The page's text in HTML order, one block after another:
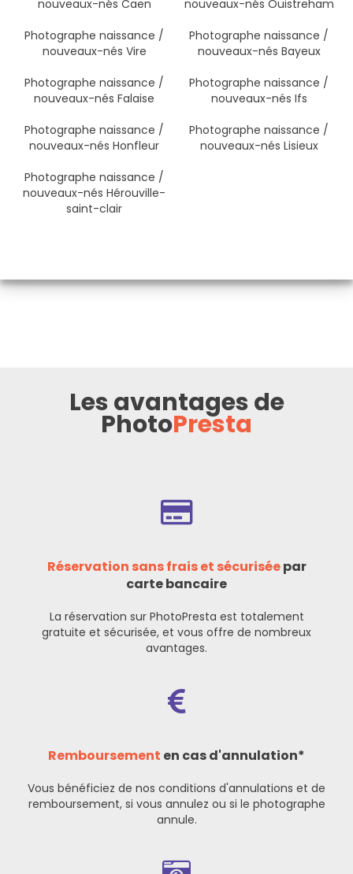
nouveaux-nés Caen
nouveaux-nés Ouistreham
Photographe naissance /
nouveaux-nés Vire
Photographe naissance /
nouveaux-nés Bayeux
Photographe naissance /
nouveaux-nés Falaise
Photographe naissance /
nouveaux-nés Ifs
Photographe naissance /
nouveaux-nés Honfleur
Photographe naissance /
nouveaux-nés Lisieux
Photographe naissance /
nouveaux-nés Hérouville-
saint-clair
Les avantages de
PhotoPresta
Réservation sans frais et sécuriséepar
carte bancaire
La réservation sur PhotoPresta est totalement
gratuite et sécurisée, et vous offre de nombreux
avantages.
Remboursement en cas d'annulation*
Vous bénéficiez de nos conditions d'annulations et de
remboursement, si vous annulez ou si le photographe
annule.